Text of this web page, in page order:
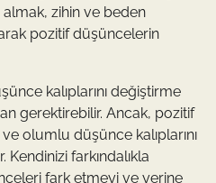
zihin ve beden
pozitif düşüncelerin
kalıplarını değiştirme
gerektirebilir. Ancak, pozitif
olumlu düşünce kalıplarını
farkındalıkla
fark etmeyi ve yerine